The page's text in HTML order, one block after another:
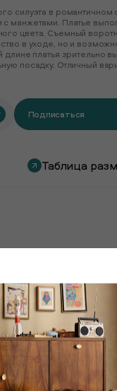
силуэта в романтичном
манжетами. Платье
цвета. Съемный
в уходе, но и
платья зрительно
посадку. Отличный
Подписаться
Таблица
товаром